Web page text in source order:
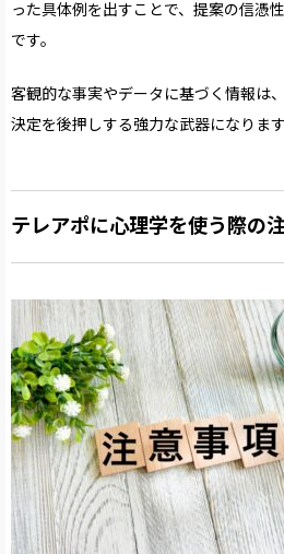
った具体例を出すことで、提案の信憑
です。
客観的な事実やデータに基づく情報は
決定を後押しする強力な武器になります
テレアポに心理学を使う際の